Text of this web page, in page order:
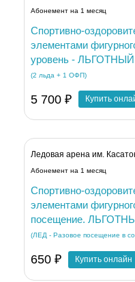
Абонемент на 1 месяц
Спортивно-
элементами
уровень - ЛЬГОТНЫЙ
(2 льда + 1 ОФП)
5 700 ₽ Купить
Ледовая арена им.
Абонемент на 1 месяц
Спортивно-
элементами
посещение.
(ЛЕД - Разовое посещение в
650 ₽ Купить онлайн